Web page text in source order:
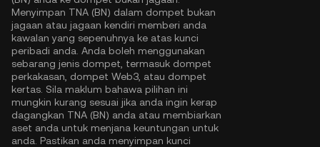
Menyimpan TNA (BN) dalam dompet bukan
jagaan atau jagaan kendiri memberi anda
kawalan yang sepenuhnya ke atas kunci
peribadi anda. Anda boleh menggunakan
sebarang jenis dompet, termasuk dompet
perkakasan, dompet Web3, atau dompet
kertas. Sila maklum bahawa pilihan ini
mungkin kurang sesuai jika anda ingin kerap
dagangkan TNA (BN) anda atau membiarkan
aset anda untuk menjana keuntungan untuk
anda. Pastikan anda menyimpan kunci